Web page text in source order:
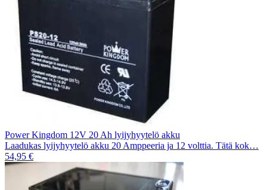
Power Kingdom 12V 20 Ah lyijyhyytelö akku
Laadukas lyijyhyytelö akku 20 Amppeeria ja 12 volttia. Tätä kok…
54,95 €